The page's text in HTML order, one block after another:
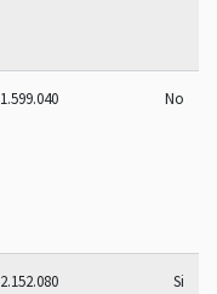
1.599.040 No
2.152.080 Si